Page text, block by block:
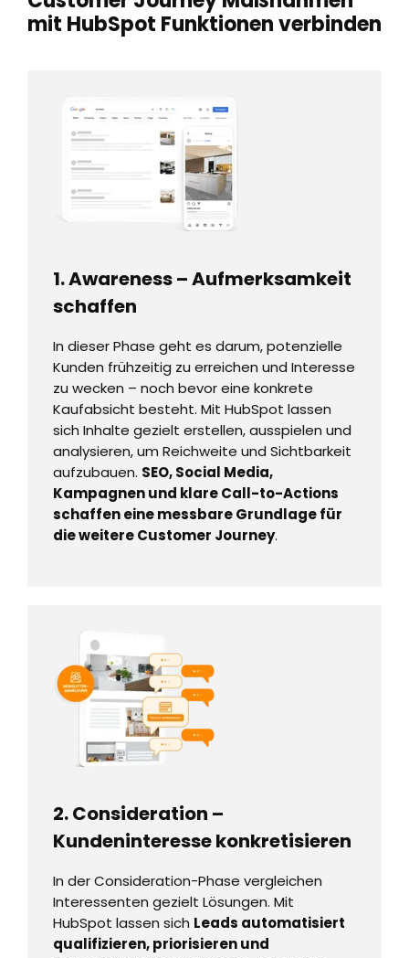
mit HubSpot Funktionen verbinden
1. Awareness – Aufmerksamkeit
schaffen
In dieser Phase geht es darum, potenzielle
Kunden frühzeitig zu erreichen und Interesse
zu wecken – noch bevor eine konkrete
Kaufabsicht besteht. Mit HubSpot lassen
sich Inhalte gezielt erstellen, ausspielen und
analysieren, um Reichweite und Sichtbarkeit
aufzubauen. SEO, Social Media,
Kampagnen und klare Call-to-Actions
schaffen eine messbare Grundlage für
die weitere Customer Journey.
2. Consideration –
Kundeninteresse konkretisieren
In der Consideration-Phase vergleichen
Interessenten gezielt Lösungen. Mit
HubSpot lassen sich Leads automatisiert
qualifizieren, priorisieren und